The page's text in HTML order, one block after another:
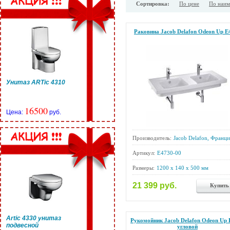
Унитаз ARTic 4310
Цена: 16500 руб.
Artic 4330 унитаз
подвесной
Сортировка: По цене По
Раковина Jacob Delafon Odeon Up
Производитель: Jacob Delafon,
Артикул: E4730-00
Размеры: 1200 x 140 x 500 мм
21 399 руб. Купить
Рукомойник Jacob Delafon Odeon Up
угловой